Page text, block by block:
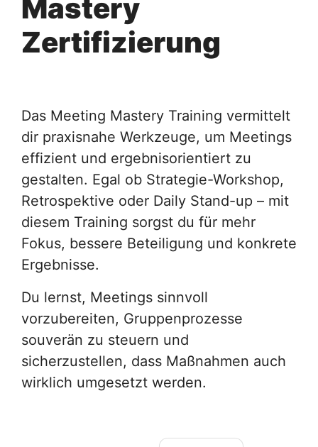
Mastery
Zertifizierung
Das Meeting Mastery Training vermittelt
dir praxisnahe Werkzeuge, um Meetings
effizient und ergebnisorientiert zu
gestalten. Egal ob Strategie-Workshop,
Retrospektive oder Daily Stand-up – mit
diesem Training sorgst du für mehr
Fokus, bessere Beteiligung und konkrete
Ergebnisse.
Du lernst, Meetings sinnvoll
vorzubereiten, Gruppenprozesse
souverän zu steuern und
sicherzustellen, dass Maßnahmen auch
wirklich umgesetzt werden.